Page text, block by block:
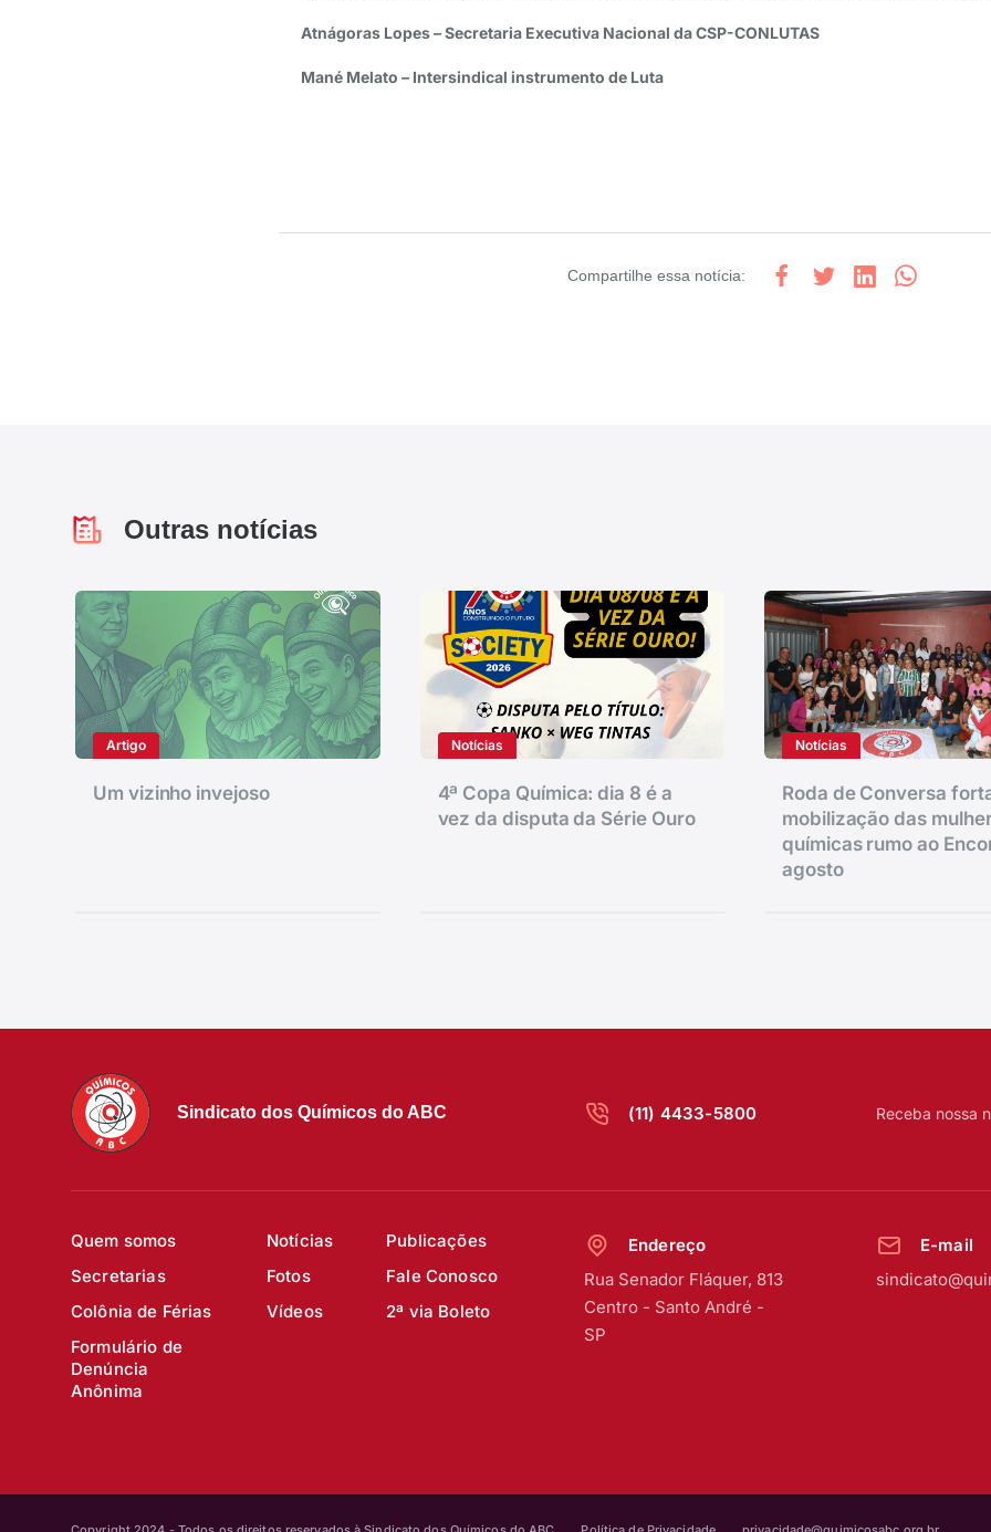
Atnágoras Lopes – Secretaria Executiva Nacional da CSP-CONLUTAS
Mané Melato – Intersindical instrumento de Luta
Compartilhe essa notícia:
Outras notícias
Artigo
Um vizinho invejoso
Notícias
4ª Copa Química: dia 8 é a
vez da disputa da Série Ouro
Notícias
Roda de Conversa
mobilização das
químicas rumo ao
agosto
Sindicato dos Químicos do ABC (11) 4433-5800 Receba nossa
Quem somos Notícias
Publicações
Secretarias
Fotos
Fale Conosco
Colônia de Férias
Vídeos
2ª via Boleto
Formulário de
Denúncia
Anônima
Endereço
Rua Senador Fláquer, 813
Centro - Santo André -
SP
E-mail